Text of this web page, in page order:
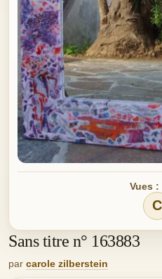
Vues :
C
Sans titre n° 163883
par carole zilberstein